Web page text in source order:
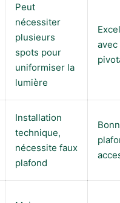
Peut
nécessiter
plusieurs
spots pour
uniformiser la
lumière
Installation
technique,
nécessite faux
plafond